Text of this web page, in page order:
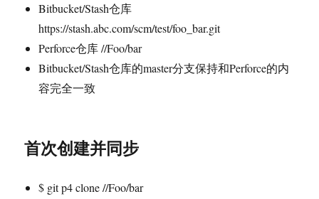
Bitbucket/Stash仓库
https://stash.abc.com/scm/test/foo_bar.git
Perforce仓库 //Foo/bar
Bitbucket/Stash仓库的master分支保持和Perforce的内
容完全一致
首次创建并同步
$ git p4 clone //Foo/bar